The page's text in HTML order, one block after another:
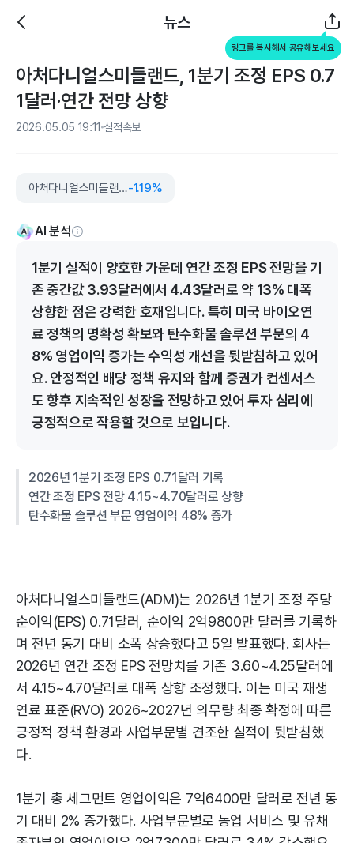
뉴스
링크를 복사해서 공유해보세요
아처다니얼스미들랜드, 1분기 조정 EPS 0.7
1달러·연간 전망 상향
2026.05.05 19:11 실적속보
아처다니얼스미들랜드-1.19%
AI 분석
1분기 실적이 양호한 가운데 연간 조정 EPS 전망을 기
존 중간값 3.93달러에서 4.43달러로 약 13% 대폭
상향한 점은 강력한 호재입니다. 특히 미국 바이오연
료 정책의 명확성 확보와 탄수화물 솔루션 부문의 4
8% 영업이익 증가는 수익성 개선을 뒷받침하고 있어
요. 안정적인 배당 정책 유지와 함께 증권가 컨센서스
도 향후 지속적인 성장을 전망하고 있어 투자 심리에
긍정적으로 작용할 것으로 보입니다.
2026년 1분기 조정 EPS 0.71달러 기록
연간 조정 EPS 전망 4.15~4.70달러로 상향
탄수화물 솔루션 부문 영업이익 48% 증가
아처다니얼스미들랜드(ADM)는 2026년 1분기 조정 주당
순이익(EPS) 0.71달러, 순이익 2억9800만 달러를 기록하
며 전년 동기 대비 소폭 상승했다고 5일 발표했다. 회사는
2026년 연간 조정 EPS 전망치를 기존 3.60~4.25달러에
서 4.15~4.70달러로 대폭 상향 조정했다. 이는 미국 재생
연료 표준(RVO) 2026~2027년 의무량 최종 확정에 따른
긍정적 정책 환경과 사업부문별 견조한 실적이 뒷받침했
다.
1분기 총 세그먼트 영업이익은 7억6400만 달러로 전년 동
기 대비 2% 증가했다. 사업부문별로 농업 서비스 및 유채